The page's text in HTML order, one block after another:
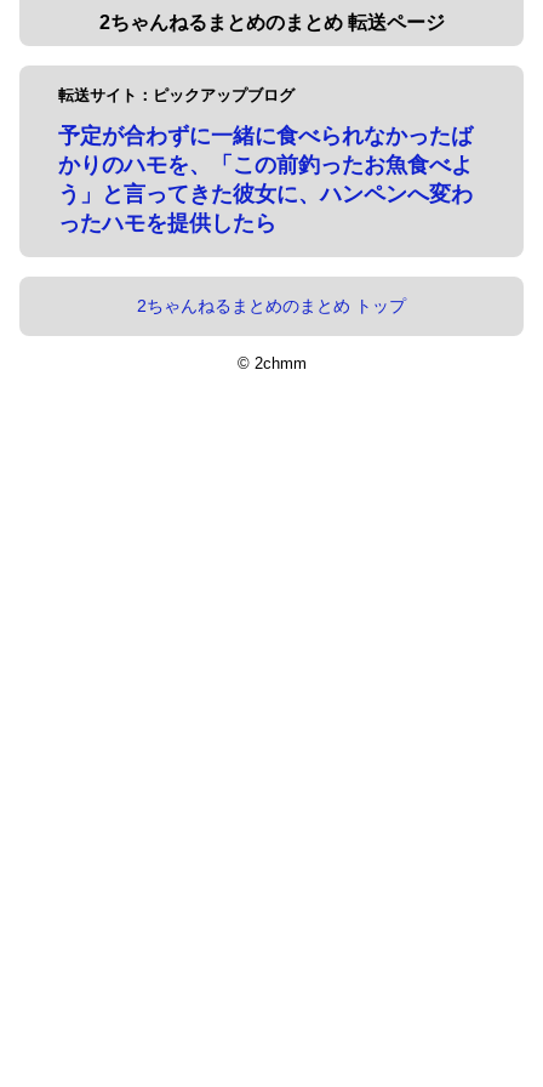
2ちゃんねるまとめのまとめ 転送ページ
転送サイト：ピックアップブログ
予定が合わずに一緒に食べられなかったば
かりのハモを、「この前釣ったお魚食べよ
う」と言ってきた彼女に、ハンペンへ変わ
ったハモを提供したら
2ちゃんねるまとめのまとめ トップ
© 2chmm